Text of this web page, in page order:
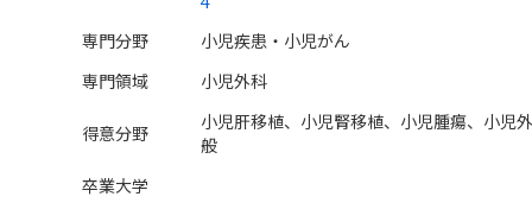
専門分野
小児疾患・小児がん
専門領域
小児外科
得意分野
小児肝移植、小児腎移植、小児腫瘍、小児
般
卒業大学